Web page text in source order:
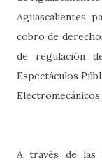
Aguascalientes,
cobro de
de regulación
Espectáculos
Electromecánicos
A través de las